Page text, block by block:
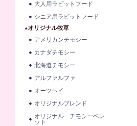
大人用ラビットフード
シニア用ラビットフード
★オリジナル牧草
アメリカンチモシー
カナダチモシー
北海道チモシー
アルファルファ
オーツヘイ
オリジナルブレンド
オリジナル チモシーペレ
ット